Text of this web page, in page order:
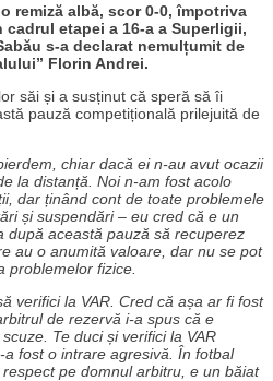
remiză albă, scor 0-0, împotriva
etapei a 16-a a Superligii,
s-a declarat nemulțumit de
Florin Andrei.
săi și a susținut că speră să îi
pauză competițională prilejuită de
chiar dacă ei n-au avut ocazii
la distanță. Noi n-am fost acolo
dar ținând cont de toate problemele
și suspendări – eu cred că e un
după această pauză să recuperez
au o anumită valoare, dar nu se pot
problemelor fizice.
verifici la VAR. Cred că așa ar fi fost
de rezervă i-a spus că e
Te duci și verifici la VAR
fost o intrare agresivă. În fotbal
pe domnul arbitru, e un băiat